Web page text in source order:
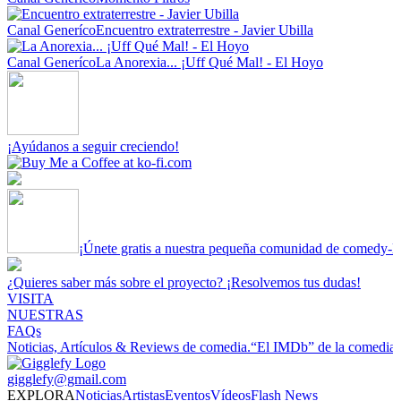
Canal GenerícoEncuentro extraterrestre - Javier Ubilla
Canal GenerícoLa Anorexia... ¡Uff Qué Mal! - El Hoyo
¡Ayúdanos a seguir creciendo!
¡Únete gratis a nuestra pequeña comunidad de
¿Quieres saber más sobre el proyecto? ¡Resolvemos tus dudas!
VISITA
NUESTRAS
FAQs
Noticias, Artículos & Reviews de comedia.“El IMDb” de la
gigglefy@gmail.com
EXPLORANoticiasArtistasEventosVídeosFlash News